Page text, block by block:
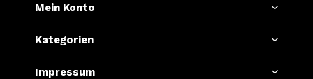
Mein Konto
Kategorien
Impressum